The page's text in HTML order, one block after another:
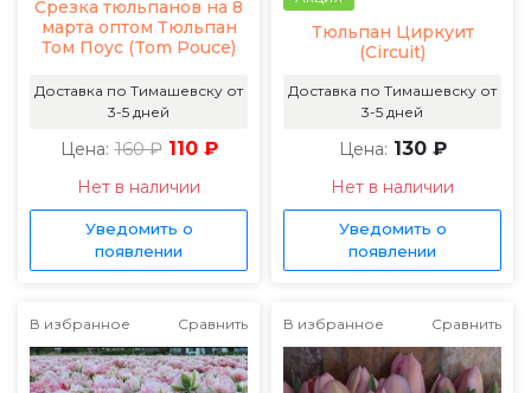
Срезка тюльпанов на 8
марта оптом Тюльпан
Том Поус (Tom Pouce)
Доставка по Тимашевску от
3-5 дней
Цена: 160 ₽ 110 ₽
Нет в наличии
Уведомить о
появлении
Тюльпан Циркуит
(Circuit)
Доставка по Тимашевску от
3-5 дней
Цена: 130 ₽
Нет в наличии
Уведомить о
появлении
В избранное Сравнить В избранное Сравнить